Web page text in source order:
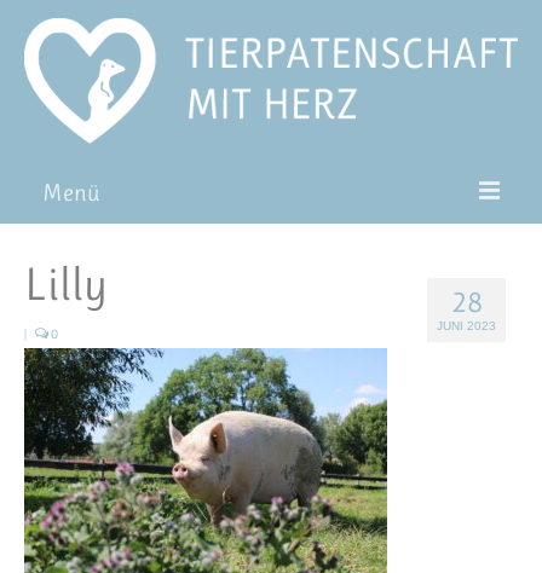
Menü
Pat*in werden
Patenschaft verschenken
Blog
FAQ
28
JUNI 2023
Lilly
| 0